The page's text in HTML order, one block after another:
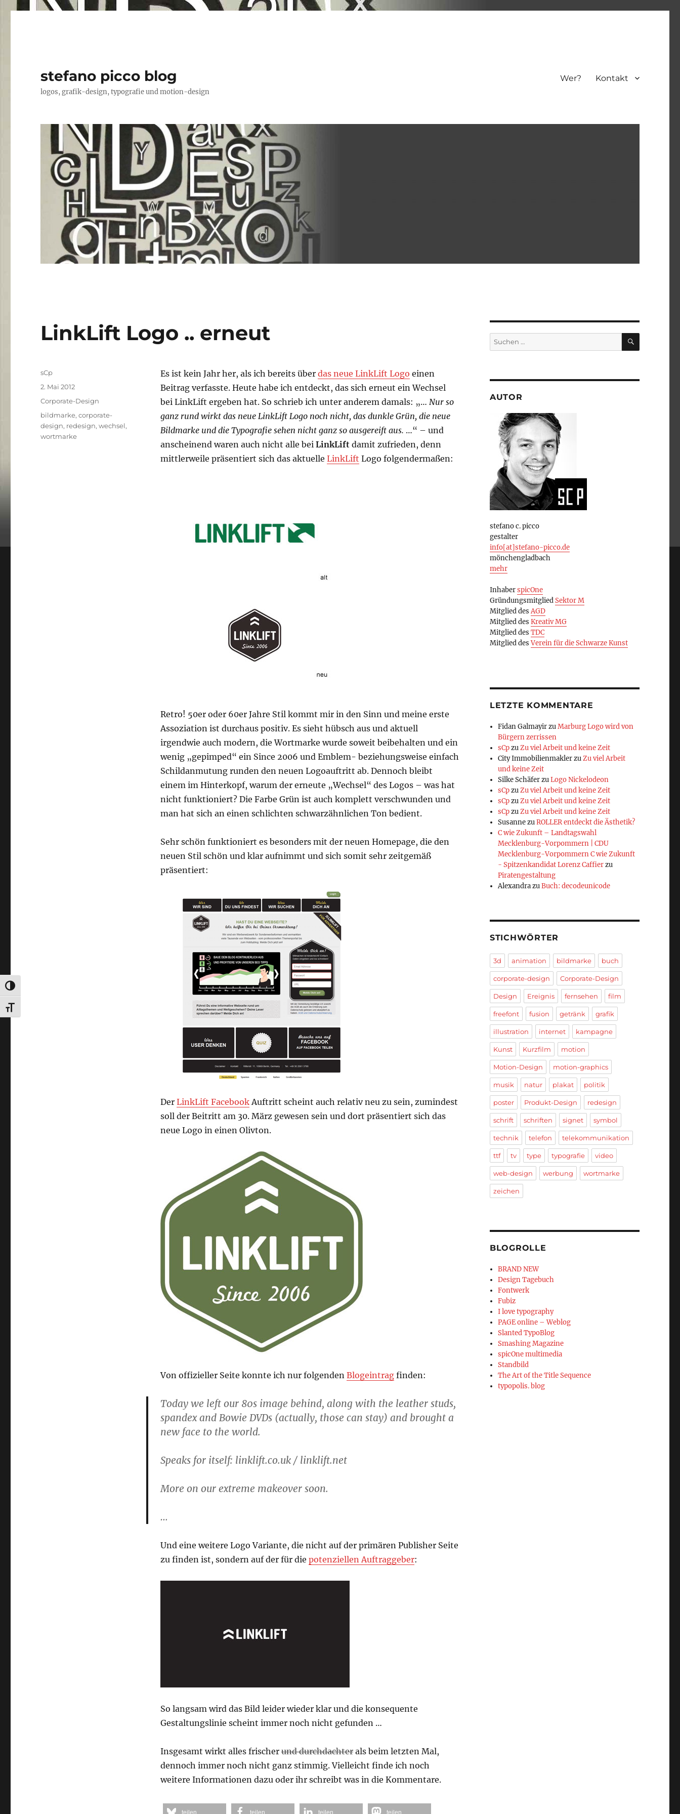
UMSCHALTEN AUF HOHE KONTRASTE
SCHRIFT VERGRÖSSERN
stefano picco blog
logos, grafik-design, typografie und motion-design
Wer? Kontakt
LinkLift Logo .. erneut
Es ist kein Jahr her, als ich bereits über das neue LinkLift Logo einen
Beitrag verfasste. Heute habe ich entdeckt, das sich erneut ein Wechsel
bei LinkLift ergeben hat. So schrieb ich unter anderem damals: „… Nur so
ganz rund wirkt das neue LinkLift Logo noch nicht, das dunkle Grün, die neue
Bildmarke und die Typografie sehen nicht ganz so ausgereift aus. …“ – und
anscheinend waren auch nicht alle bei LinkLiftdamit zufrieden, denn
mittlerweile präsentiert sich das aktuelle LinkLift Logo folgendermaßen:
Retro! 50er oder 60er Jahre Stil kommt mir in den Sinn und meine erste
Assoziation ist durchaus positiv. Es sieht hübsch aus und aktuell
irgendwie auch modern, die Wortmarke wurde soweit beibehalten und ein
wenig „gepimped“ ein Since 2006 und Emblem- beziehungsweise einfach
Schildanmutung runden den neuen Logoauftritt ab. Dennoch bleibt
einem im Hinterkopf, warum der erneute „Wechsel“ des Logos – was hat
nicht funktioniert? Die Farbe Grün ist auch komplett verschwunden und
man hat sich an einen schlichten schwarzähnlichen Ton bedient.
Sehr schön funktioniert es besonders mit der neuen Homepage, die den
neuen Stil schön und klar aufnimmt und sich somit sehr zeitgemäß
präsentiert:
Der LinkLift FacebookAuftritt scheint auch relativ neu zu sein, zumindest
soll der Beitritt am 30. März gewesen sein und dort präsentiert sich das
neue Logo in einen Olivton.
Von offizieller Seite konnte ich nur folgenden Blogeintragfinden:
Today we left our 80s image behind, along with the leather studs,
spandex and Bowie DVDs (actually, those can stay) and brought a
new face to the world.
Speaks for itself: linklift.co.uk / linklift.net
More on our extreme makeover soon.
…
Und eine weitere Logo Variante, die nicht auf der primären Publisher Seite
zu finden ist, sondern auf der für die potenziellen Auftraggeber:
So langsam wird das Bild leider wieder klar und die konsequente
Gestaltungslinie scheint immer noch nicht gefunden …
Insgesamt wirkt alles frischer und durchdachterals beim letzten Mal,
dennoch immer noch nicht ganz stimmig. Vielleicht finde ich noch
weitere Informationen dazu oder ihr schreibt was in die Kommentare.
teilen teilen teilen teilen
Autor
sCp
Veröffentlicht
2. Mai 2012
Kategorien
Corporate-Design
Schlagwörter
bildmarke,corporate-
design, redesign,wechsel,
wortmarke
Suchen
nach:
SUCHEN
AUTOR
stefano c. picco
gestalter
info[at]stefano-picco.de
mönchengladbach
mehr
InhaberspicOne
GründungsmitgliedSektor M
Mitglied desAGD
Mitglied des Kreativ MG
Mitglied des TDC
Mitglied desVerein für die Schwarze Kunst
LETZTE KOMMENTARE
Fidan GalmayirzuMarburg Logo wird von
Bürgern zerrissen
sCpzuZu viel Arbeit und keine Zeit
City ImmobilienmaklerzuZu viel Arbeit
und keine Zeit
Silke SchäferzuLogo Nickelodeon
sCpzuZu viel Arbeit und keine Zeit
sCpzuZu viel Arbeit und keine Zeit
sCpzuZu viel Arbeit und keine Zeit
SusannezuROLLER entdeckt die Ästhetik?
C wie Zukunft – Landtagswahl
Mecklenburg-Vorpommern | CDU
Mecklenburg-Vorpommern C wie Zukunft
- Spitzenkandidat Lorenz Caffierzu
Piratengestaltung
AlexandrazuBuch: decodeunicode
STICHWÖRTER
3d animation bildmarke buch
corporate-design Corporate-Design
Design Ereignis fernsehen film
freefont fusion getränk grafik
illustration internet kampagne
Kunst Kurzfilm motion
Motion-Design motion-graphics
musik natur plakat politik
poster Produkt-Design redesign
schrift schriften signet symbol
technik telefon telekommunikation
ttf tv type typografie video
web-design werbung wortmarke
zeichen
BLOGROLLE
BRAND NEW
Design Tagebuch
Fontwerk
Fubiz
I love typography
PAGE online – Weblog
Slanted TypoBlog
Smashing Magazine
spicOne multimedia
Standbild
The Art of the Title Sequence
typopolis. blog